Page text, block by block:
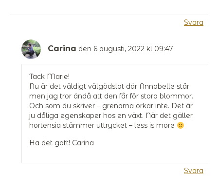
Svara
Carina den 6 augusti, 2022 kl 09:47
Tack Marie!
Nu är det väldigt välgödslat där Annabelle står
men jag tror ändå att den får för stora blommor.
Och som du skriver – grenarna orkar inte. Det är
ju dåliga egenskaper hos en växt. När det gäller
hortensia stämmer uttrycket – less is more
Ha det gott! Carina
Svara